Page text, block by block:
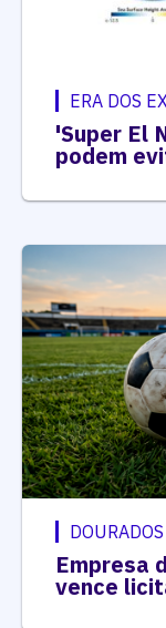
ERA DOS
'Super El
podem
Empresa
vence